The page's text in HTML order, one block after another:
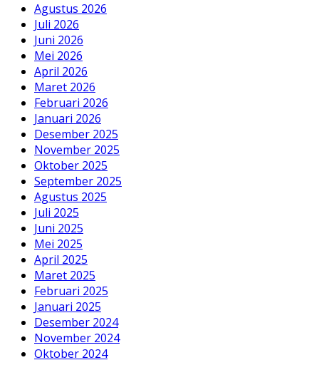
Agustus 2026
Juli 2026
Juni 2026
Mei 2026
April 2026
Maret 2026
Februari 2026
Januari 2026
Desember 2025
November 2025
Oktober 2025
September 2025
Agustus 2025
Juli 2025
Juni 2025
Mei 2025
April 2025
Maret 2025
Februari 2025
Januari 2025
Desember 2024
November 2024
Oktober 2024